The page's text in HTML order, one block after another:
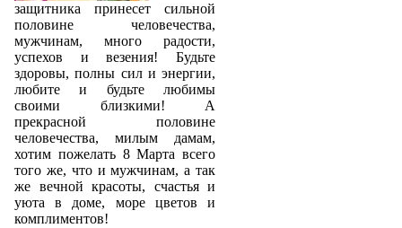
защитника принесет сильной
половине человечества,
мужчинам, много радости,
успехов и везения! Будьте
здоровы, полны сил и энергии,
любите и будьте любимы
своими близкими! А
прекрасной половине
человечества, милым дамам,
хотим пожелать 8 Марта всего
того же, что и мужчинам, а так
же вечной красоты, счастья и
уюта в доме, море цветов и
комплиментов!